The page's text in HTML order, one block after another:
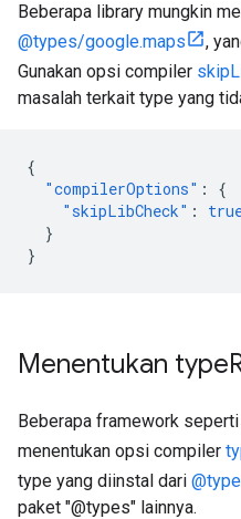
Beberapa library mungkin
@types/google.maps
,
Gunakan opsi compiler
masalah terkait type yang
{
"compilerOptions" :
{
"skipLibCheck" :
}
}
Menentukan type
Beberapa framework
menentukan opsi compiler
type yang diinstal dari
paket "@types" lainnya.